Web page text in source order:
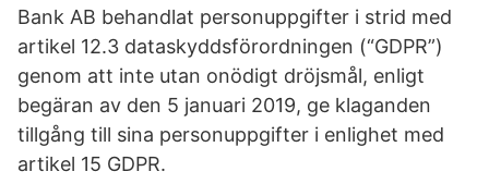
Bank AB behandlat personuppgifter i strid med
artikel 12.3 dataskyddsförordningen (“GDPR”)
genom att inte utan onödigt dröjsmål, enligt
begäran av den 5 januari 2019, ge klaganden
tillgång till sina personuppgifter i enlighet med
artikel 15 GDPR.